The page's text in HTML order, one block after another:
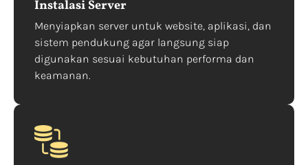
Instalasi Server
Menyiapkan server untuk website, aplikasi, dan
sistem pendukung agar langsung siap
digunakan sesuai kebutuhan performa dan
keamanan.